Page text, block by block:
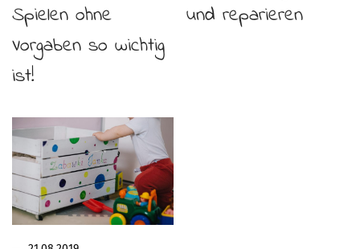
Spielen ohne
Vorgaben so wichtig
ist!
und reparieren